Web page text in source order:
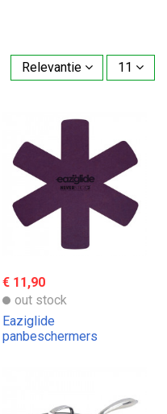
Relevantie 11
€ 11,90
out stock
Eaziglide
panbeschermers